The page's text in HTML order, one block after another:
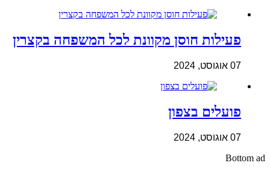
פעילות חוסן מקוונת לכל המשפחה בקצרין
07 אוגוסט, 2024
פועלים בצפון
07 אוגוסט, 2024
Bottom ad